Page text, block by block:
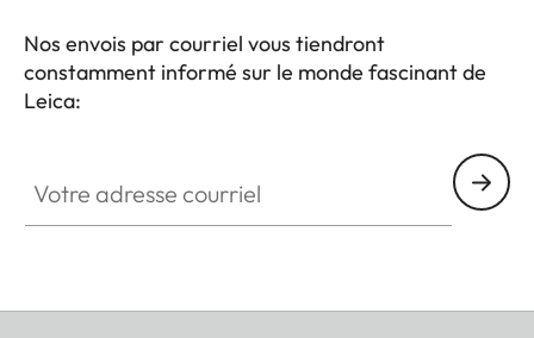
Nos envois par courriel vous tiendront
constamment informé sur le monde fascinant de
Leica: